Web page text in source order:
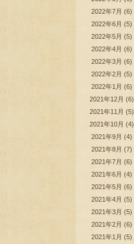
2022年7月 (6)
2022年6月 (5)
2022年5月 (5)
2022年4月 (6)
2022年3月 (6)
2022年2月 (5)
2022年1月 (6)
2021年12月 (6)
2021年11月 (5)
2021年10月 (4)
2021年9月 (4)
2021年8月 (7)
2021年7月 (6)
2021年6月 (4)
2021年5月 (6)
2021年4月 (5)
2021年3月 (5)
2021年2月 (6)
2021年1月 (5)